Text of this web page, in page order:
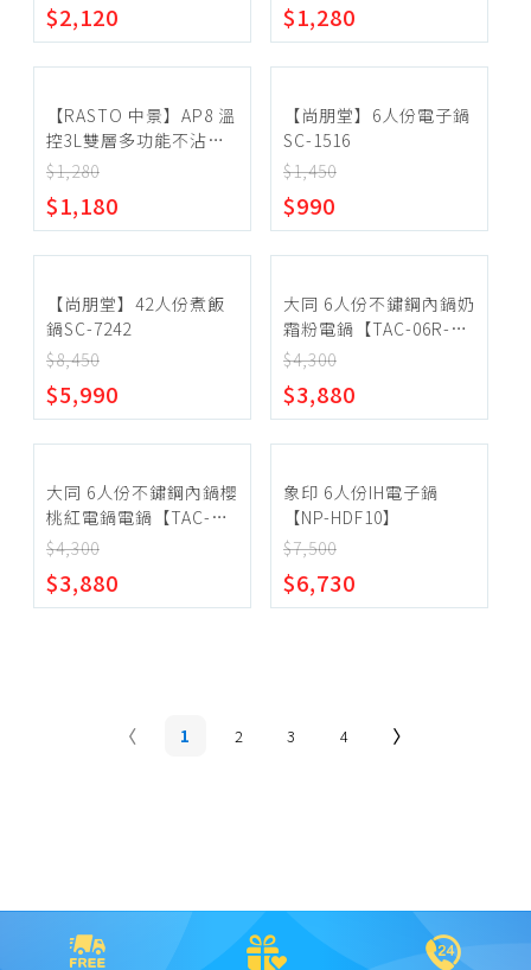
$2,120 $1,280
【RASTO 中景】AP8 溫
控3L雙層多功能不沾料
理鍋
$1,280
$1,180
【尚朋堂】6人份電子鍋
SC-1516
$1,450
$990
【尚朋堂】42人份煮飯
鍋SC-7242
$8,450
$5,990
大同 6人份不鏽鋼內鍋奶
霜粉電鍋【TAC-06R-
MBI】
$4,300
$3,880
大同 6人份不鏽鋼內鍋櫻
桃紅電鍋電鍋【TAC-
06R-MR】
$4,300
$3,880
象印 6人份IH電子鍋
【NP-HDF10】
$7,500
$6,730
1 2 3 4